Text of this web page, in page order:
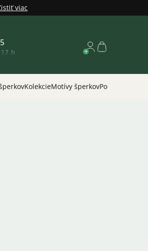
viac
h
Nákupný
KolekcieMotívy šperkovPodľa